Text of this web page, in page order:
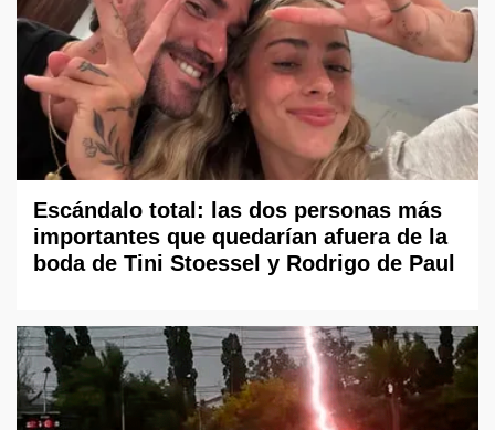
Escándalo total: las dos personas más
importantes que quedarían afuera de la
boda de Tini Stoessel y Rodrigo de Paul